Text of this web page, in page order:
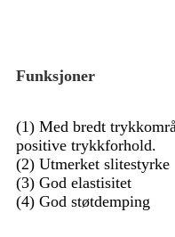
Funksjoner
(1) Med bredt
positive trykkforhold.
(2) Utmerket slitestyrke
(3) God elastisitet
(4) God støtdemping